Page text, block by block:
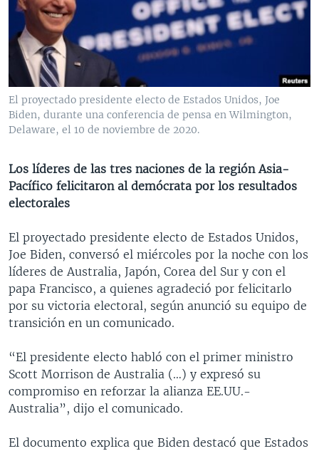
VENEZUELA
BRASIL
NICARAGUA
ECONOMÍA
ENTRETENIMIENTO Y CULTURA
TECNOLOGÍA
DEPORTES
CIENCIA Y SALUD
MULTIMEDIA
VIDEOS
FOTOGRAFÍA
AUDIOS
PROGRAMAS TV
EL MUNDO AL DÍA
FORO INTERAMERICANO
VISIÓN 360
PANORAMA
RADIO
AVANCE INFORMATIVO
AUDIONOTICIAS
ESTADOS UNIDOS AL DÍA
EL MUNDO AL DÍA [RADIO]
DEPORTIVO INTERNACIONAL
NOTA ECONÓMICA
ENTRETENIMIENTO
DIRECT
DOCUMENTALES DE LA VOA
SÍGANOS
Idiomas
El proyectado presidente electo de Estados Unidos, Joe
Biden, durante una conferencia de pensa en Wilmington,
Delaware, el 10 de noviembre de 2020.
Los líderes de las tres naciones de la región Asia-
Pacífico felicitaron al demócrata por los resultados
electorales
El proyectado presidente electo de Estados Unidos,
Joe Biden, conversó el miércoles por la noche con los
líderes de Australia, Japón, Corea del Sur y con el
papa Francisco, a quienes agradeció por felicitarlo
por su victoria electoral, según anunció su equipo de
transición en un comunicado.
“El presidente electo habló con el primer ministro
Scott Morrison de Australia (…) y expresó su
compromiso en reforzar la alianza EE.UU.-
Australia”, dijo el comunicado.
El documento explica que Biden destacó que Estados